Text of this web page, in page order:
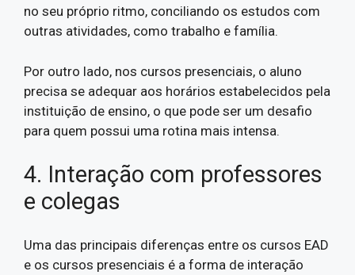
no seu próprio ritmo, conciliando os estudos com
outras atividades, como trabalho e família.
Por outro lado, nos cursos presenciais, o aluno
precisa se adequar aos horários estabelecidos pela
instituição de ensino, o que pode ser um desafio
para quem possui uma rotina mais intensa.
4. Interação com professores
e colegas
Uma das principais diferenças entre os cursos EAD
e os cursos presenciais é a forma de interação